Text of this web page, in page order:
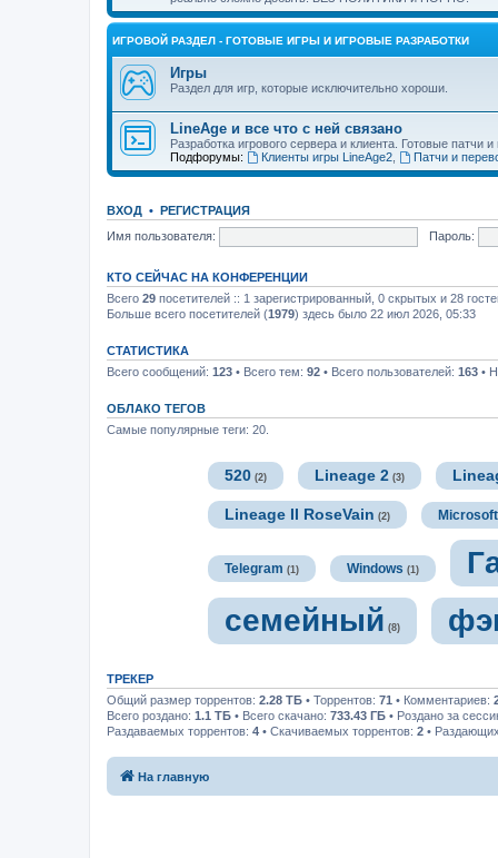
ИГРОВОЙ РАЗДЕЛ - ГОТОВЫЕ ИГРЫ И ИГРОВЫЕ РАЗРАБОТКИ
Игры
Раздел для игр, которые исключительно хороши.
LineAge и все что с ней связано
Разработка игрового сервера и клиента. Готовые патчи
Подфорумы:
Клиенты игры LineAge2, Патчи и
ВХОД • РЕГИСТРАЦИЯ
Имя пользователя:
Пароль:
КТО СЕЙЧАС НА КОНФЕРЕНЦИИ
Всего 29 посетителей :: 1 зарегистрированный, 0 скрытых и 28
Больше всего посетителей (1979) здесь было 22 июл 2026, 05:33
СТАТИСТИКА
Всего сообщений: 123 • Всего тем: 92 • Всего пользователей: 163 •
ОБЛАКО ТЕГОВ
Самые популярные теги: 20.
520 (2) Lineage 2 (3)
Lineage II RoseVain (2)
Telegram (1) Windows (1)
семейный (8)
ТРЕКЕР
Общий размер торрентов: 2.28 ТБ • Торрентов: 71 • Комментариев:
Всего роздано: 1.1 ТБ • Всего скачано: 733.43 ГБ • Роздано за
Раздаваемых торрентов: 4 • Скачиваемых торрентов: 2 •
На главную